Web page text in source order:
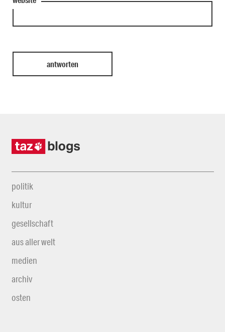
politik
kultur
gesellschaft
aus aller welt
medien
archiv
osten